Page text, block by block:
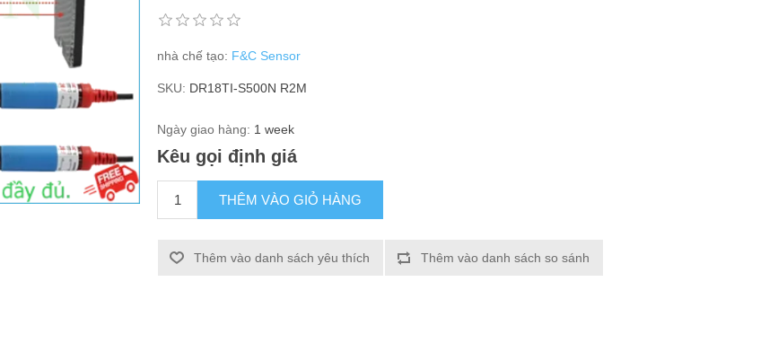
nhà chế tạo: F&C Sensor
SKU: DR18TI-S500N R2M
Ngày giao hàng: 1 week
Kêu gọi định giá
THÊM VÀO GIỎ HÀNG
Thêm vào danh sách yêu thích Thêm vào danh sách so sánh